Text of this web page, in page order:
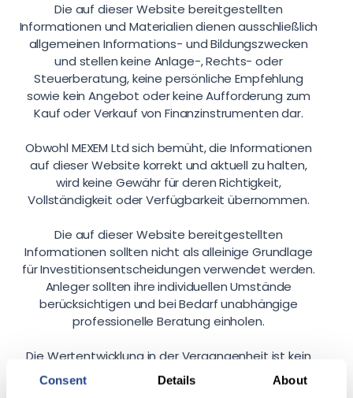
Consent Details About
Die auf dieser Website bereitgestellten
Informationen und Materialien dienen ausschließlich
allgemeinen Informations- und Bildungszwecken
und stellen keine Anlage-, Rechts- oder
Steuerberatung, keine persönliche Empfehlung
sowie kein Angebot oder keine Aufforderung zum
Kauf oder Verkauf von Finanzinstrumenten dar.
Obwohl MEXEM Ltd sich bemüht, die Informationen
auf dieser Website korrekt und aktuell zu halten,
wird keine Gewähr für deren Richtigkeit,
Vollständigkeit oder Verfügbarkeit übernommen.
Die auf dieser Website bereitgestellten
Informationen sollten nicht als alleinige Grundlage
für Investitionsentscheidungen verwendet werden.
Anleger sollten ihre individuellen Umstände
berücksichtigen und bei Bedarf unabhängige
professionelle Beratung einholen.
Die Wertentwicklung in der Vergangenheit ist kein
verlässlicher Indikator für zukünftige Ergebnisse.